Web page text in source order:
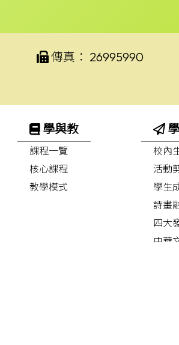
傳真： 26995990
學與教
課程一覽
核心課程
教學模式
校內
活動
學生
詩畫
四大
中華